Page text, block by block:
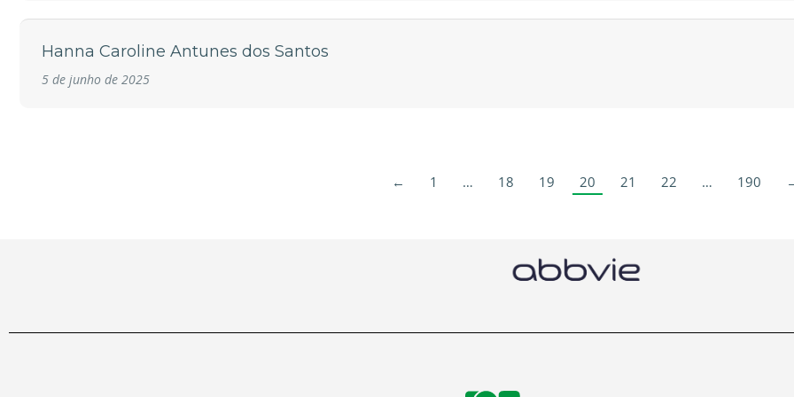
Hanna Caroline Antunes dos Santos
5 de junho de 2025
← 1 … 18 19 20 21 22 … 190